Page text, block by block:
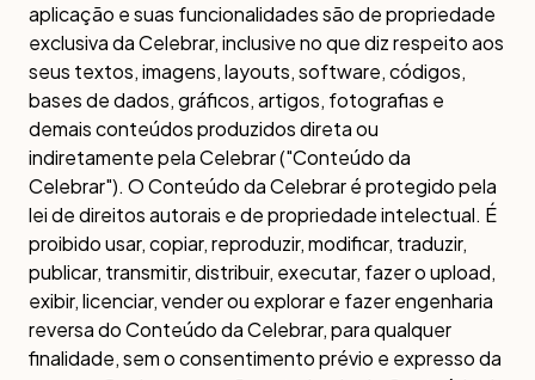
aplicação e suas funcionalidades são de propriedade
exclusiva da Celebrar, inclusive no que diz respeito aos
seus textos, imagens, layouts, software, códigos,
bases de dados, gráficos, artigos, fotografias e
demais conteúdos produzidos direta ou
indiretamente pela Celebrar ("Conteúdo da
Celebrar"). O Conteúdo da Celebrar é protegido pela
lei de direitos autorais e de propriedade intelectual. É
proibido usar, copiar, reproduzir, modificar, traduzir,
publicar, transmitir, distribuir, executar, fazer o upload,
exibir, licenciar, vender ou explorar e fazer engenharia
reversa do Conteúdo da Celebrar, para qualquer
finalidade, sem o consentimento prévio e expresso da